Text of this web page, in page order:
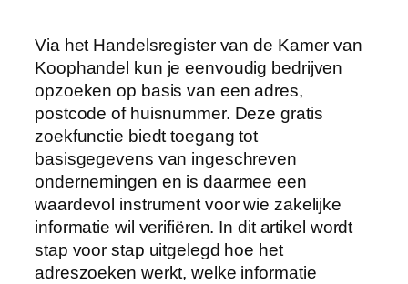
Via het Handelsregister van de Kamer van
Koophandel kun je eenvoudig bedrijven
opzoeken op basis van een adres,
postcode of huisnummer. Deze gratis
zoekfunctie biedt toegang tot
basisgegevens van ingeschreven
ondernemingen en is daarmee een
waardevol instrument voor wie zakelijke
informatie wil verifiëren. In dit artikel wordt
stap voor stap uitgelegd hoe het
adreszoeken werkt, welke informatie